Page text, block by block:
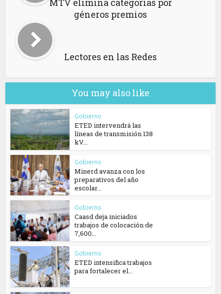
MTV elimina categorías por
géneros premios
Lectores en las Redes
You may also like
Gobierno
ETED intervendrá las
líneas de transmisión 138
kV...
Gobierno
Minerd avanza con los
preparativos del año
escolar...
Gobierno
Caasd deja iniciados
trabajos de colocación de
7,600...
Gobierno
ETED intensifica trabajos
para fortalecer el...